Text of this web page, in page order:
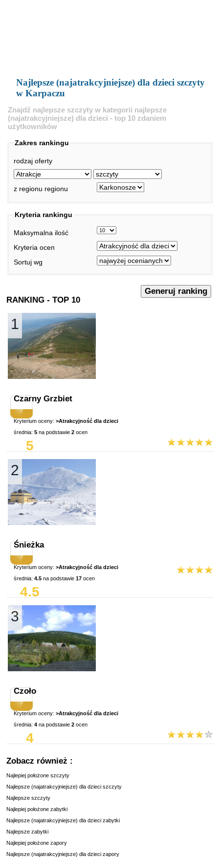
Najlepsze (najatrakcyjniejsze) dla dzieci szczyty
w Karpaczu
Znajdź najlepsze szczyty w kategorii najlepsze
(najatrakcyjniejsze) dla dzieci - top 10 zdaniem
użytkowników
Zakres rankingu
rodzaj oferty
z regionu regionu
Kryteria rankingu
Maksymalna ilość
Kryteria ocen
Sortuj wg
RANKING - TOP 10
1
Czarny Grzbiet
Kryterium oceny: >Atrakcyjność dla dzieci
średnia: 5 na podstawie 2 ocen
5
2
Śnieżka
Kryterium oceny: >Atrakcyjność dla dzieci
średnia: 4.5 na podstawie 17 ocen
4.5
3
Czoło
Kryterium oceny: >Atrakcyjność dla dzieci
średnia: 4 na podstawie 2 ocen
4
Zobacz również :
Najlepiej położone szczyty
Najlepsze (najatrakcyjniejsze) dla dzieci szczyty
Najlepsze szczyty
Najlepiej położone zabytki
Najlepsze (najatrakcyjniejsze) dla dzieci zabytki
Najlepsze zabytki
Najlepiej położone zapory
Najlepsze (najatrakcyjniejsze) dla dzieci zapory